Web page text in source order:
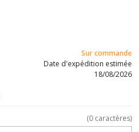
Sur commande
Date d'expédition estimée
18/08/2026
(0 caractères)